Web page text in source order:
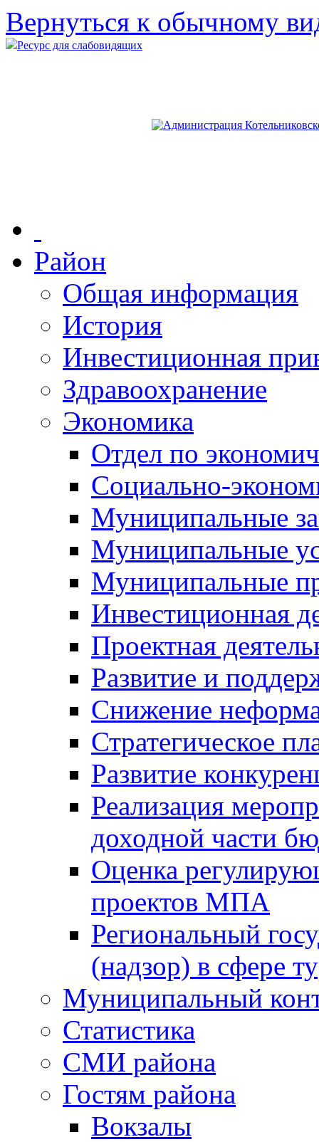
Вернуться к обычному
Ресурс для слабовидящих
Район
Общая информация
История
Инвестиционная
Здравоохранение
Экономика
Отдел по
Социально-
Муниципальные
Муниципальные
Муниципальные
Инвестиционная
Проектная
Развитие и
Снижение
Стратегическое
Развитие
Реализация
доходной части
Оценка
проектов МПА
Региональный
(надзор) в сфере
Муниципальный
Статистика
СМИ района
Гостям района
Вокзалы